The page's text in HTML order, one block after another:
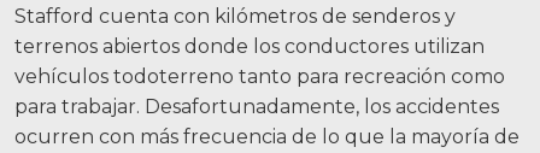
Stafford cuenta con kilómetros de senderos y
terrenos abiertos donde los conductores utilizan
vehículos todoterreno tanto para recreación como
para trabajar. Desafortunadamente, los accidentes
ocurren con más frecuencia de lo que la mayoría de